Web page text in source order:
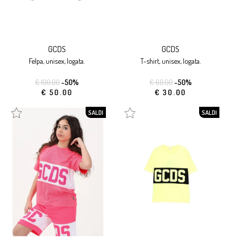
GCDS
felpa, unisex, logata.
€ 100.00-50%
€ 50.00
GCDS
t-shirt, unisex, logata.
€ 60.00-50%
€ 30.00
SALDI SALDI